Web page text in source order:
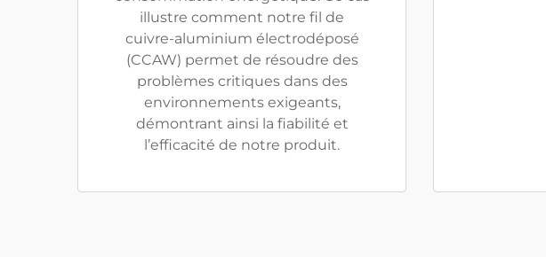
illustre comment notre fil de
cuivre-aluminium électrodéposé
(CCAW) permet de résoudre des
problèmes critiques dans des
environnements exigeants,
démontrant ainsi la fiabilité et
l’efficacité de notre produit.